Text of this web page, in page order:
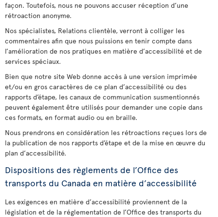
façon. Toutefois, nous ne pouvons accuser réception d’une
rétroaction anonyme.
Nos spécialistes, Relations clientèle, verront à colliger les
commentaires afin que nous puissions en tenir compte dans
l’amélioration de nos pratiques en matière d’accessibilité et de
services spéciaux.
Bien que notre site Web donne accès à une version imprimée
et/ou en gros caractères de ce plan d’accessibilité ou des
rapports d’étape, les canaux de communication susmentionnés
peuvent également être utilisés pour demander une copie dans
ces formats, en format audio ou en braille.
Nous prendrons en considération les rétroactions reçues lors de
la publication de nos rapports d’étape et de la mise en œuvre du
plan d’accessibilité.
Dispositions des règlements de l’Office des
transports du Canada en matière d’accessibilité
Les exigences en matière d’accessibilité proviennent de la
législation et de la réglementation de l’Office des transports du